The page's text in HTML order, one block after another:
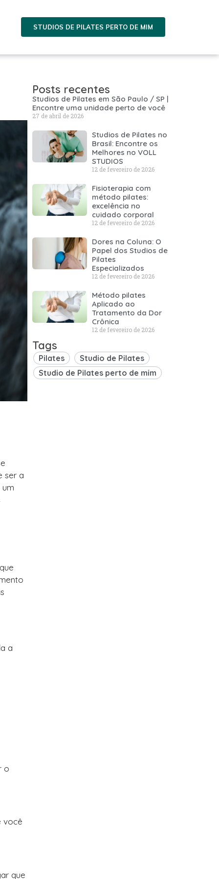
STUDIOS DE PILATES PERTO DE MIM
ser a
a
o
você
que
Posts recentes
Studios de Pilates em São Paulo / SP |
Encontre uma unidade perto de você
27 de abril de 2026
Studios de Pilates no
Brasil: Encontre os
Melhores no VOLL
STUDIOS
12 de fevereiro de 2026
Fisioterapia com
método pilates:
excelência no
cuidado corporal
12 de fevereiro de 2026
Dores na Coluna: O
Papel dos Studios de
Pilates
Especializados
12 de fevereiro de 2026
Método pilates
Aplicado ao
Tratamento da Dor
Crônica
12 de fevereiro de 2026
Tags
Pilates
Studio de Pilates
Studio de Pilates perto de mim